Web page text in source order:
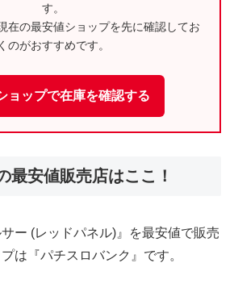
す。
在の最安値ショップを先に確認してお
くのがおすすめです。
ョップで在庫を確認する
最安値販売店はここ！
ー (レッドパネル)』を最安値で販売
は『パチスロバンク』です。